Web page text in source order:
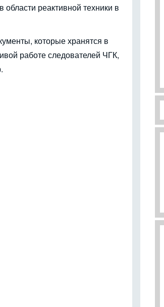
реактивной техники в
которые хранятся в
работе следователей ЧГК,